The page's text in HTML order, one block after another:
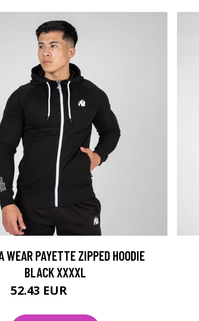
WEAR PAYETTE ZIPPED HOODIE
BLACK XXXXL
52.43 EUR